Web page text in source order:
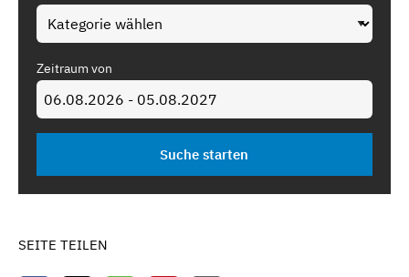
Zeitraum von
SEITE TEILEN